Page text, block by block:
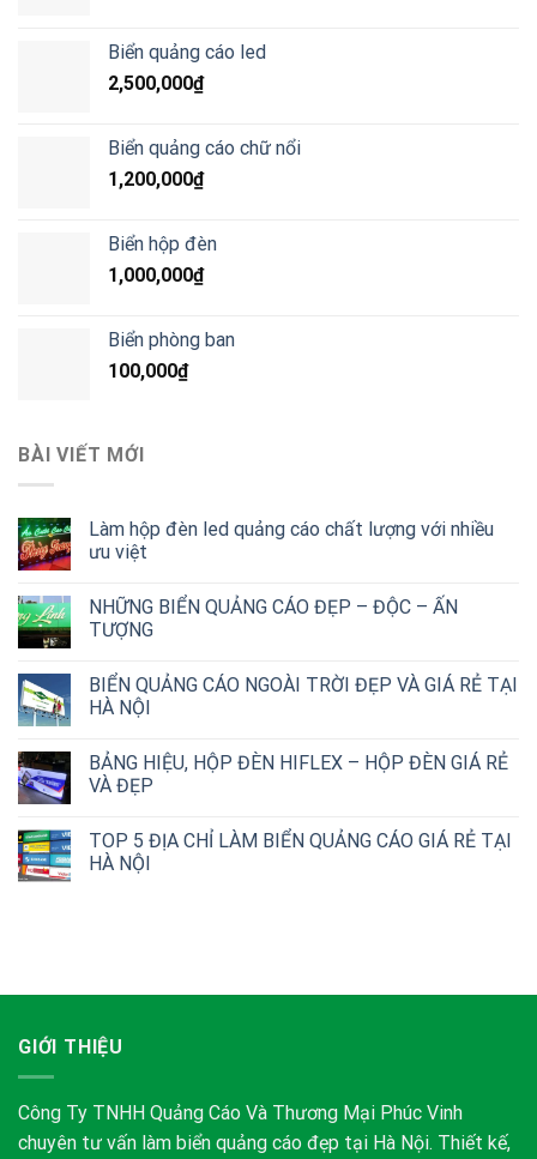
Biển quảng cáo led
2,500,000₫
Biển quảng cáo chữ nổi
1,200,000₫
Biển hộp đèn
1,000,000₫
Biển phòng ban
100,000₫
BÀI VIẾT MỚI
Làm hộp đèn led quảng cáo chất lượng với nhiều
ưu việt
NHỮNG BIỂN QUẢNG CÁO ĐẸP – ĐỘC – ẤN
TƯỢNG
BIỂN QUẢNG CÁO NGOÀI TRỜI ĐẸP VÀ GIÁ RẺ TẠI
HÀ NỘI
BẢNG HIỆU, HỘP ĐÈN HIFLEX – HỘP ĐÈN GIÁ RẺ
VÀ ĐẸP
TOP 5 ĐỊA CHỈ LÀM BIỂN QUẢNG CÁO GIÁ RẺ TẠI
HÀ NỘI
GIỚI THIỆU
Công Ty TNHH Quảng Cáo Và Thương Mại Phúc Vinh
chuyên tư vấn làm biển quảng cáo đẹp tại Hà Nội. Thiết kế,